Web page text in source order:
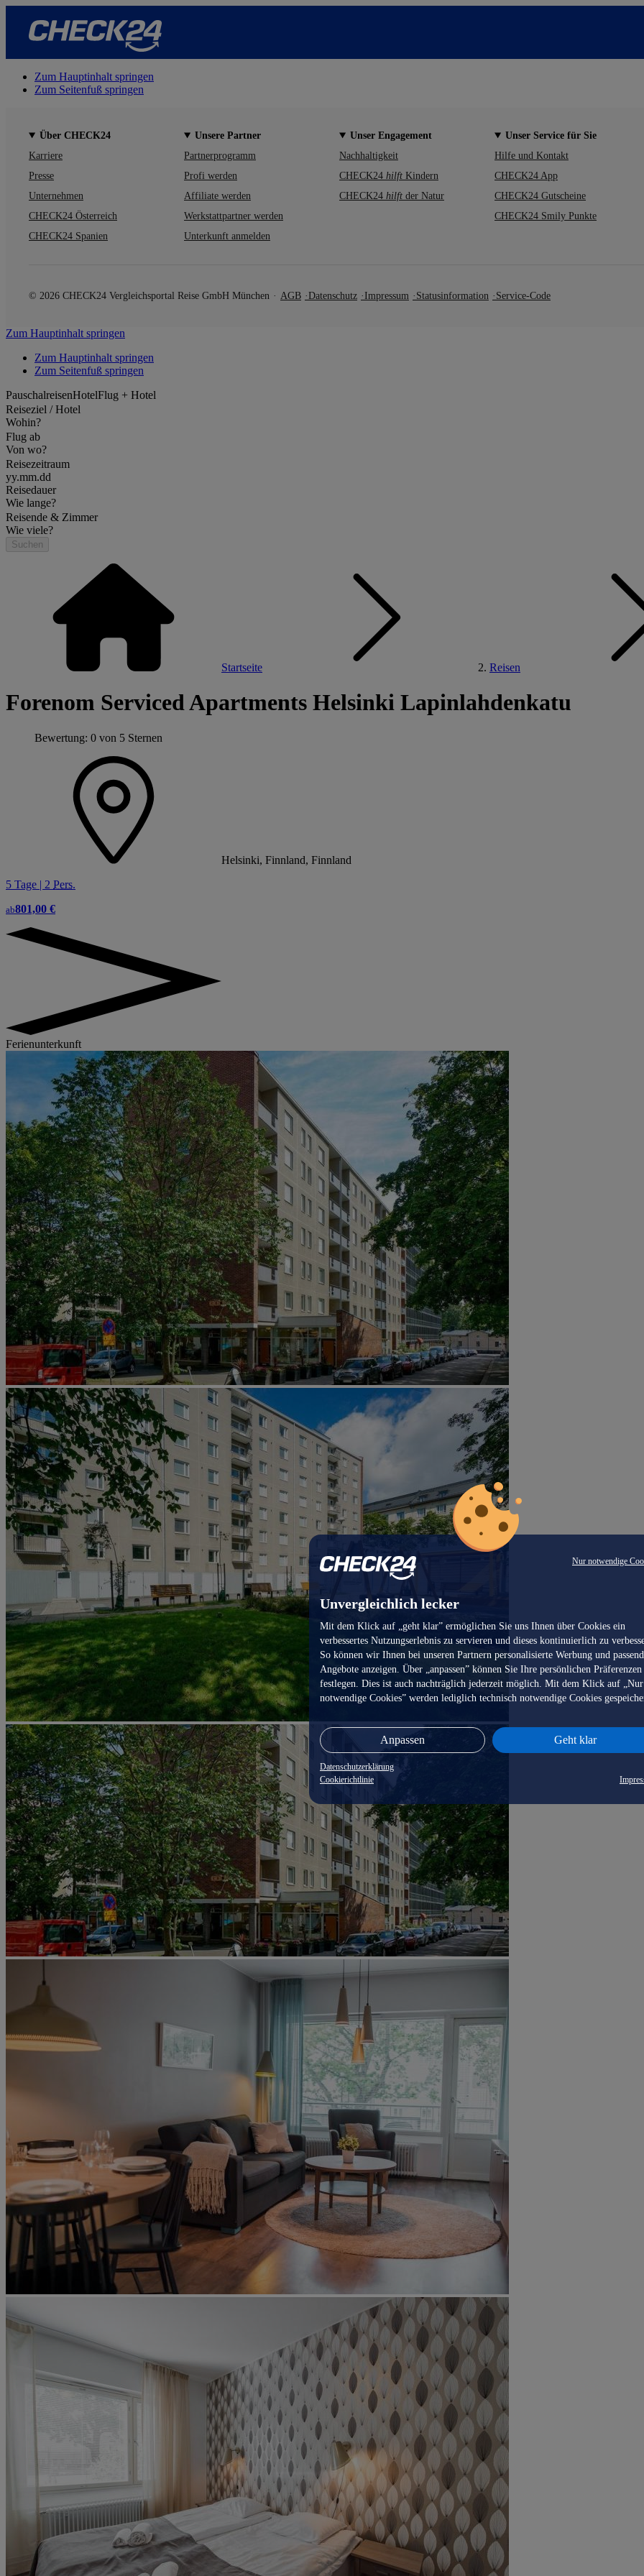
Nur notwendige
Unvergleichlich lecker
Mit dem Klick auf „geht klar” ermöglichen Sie uns Ihnen über Cookies ein
verbessertes Nutzungserlebnis zu servieren und dieses kontinuierlich zu
So können wir Ihnen bei unseren Partnern personalisierte Werbung und
Angebote anzeigen. Über „anpassen” können Sie Ihre persönlichen Präferenzen
festlegen. Dies ist auch nachträglich jederzeit möglich. Mit dem Klick auf „Nur
notwendige Cookies” werden lediglich technisch notwendige Cookies
Anpassen Geht klar
Datenschutzerklärung
Cookierichtlinie
Zum Hauptinhalt springen
Zum Seitenfuß springen
Über CHECK24
Karriere
Presse
Unternehmen
CHECK24 Österreich
CHECK24 Spanien
Unsere Partner
Partnerprogramm
Profi werden
Affiliate werden
Werkstattpartner werden
Unterkunft anmelden
Unser Engagement
Nachhaltigkeit
CHECK24 hilft Kindern
CHECK24 hilft der Natur
Unser Service für Sie
Hilfe und Kontakt
CHECK24 App
CHECK24 Gutscheine
CHECK24 Smily Punkte
© 2026 CHECK24 Vergleichsportal Reise GmbH München AGB Datenschutz Impressum Statusinformation Service-Code
Zum Hauptinhalt springen
Zum Hauptinhalt springen
Zum Seitenfuß springen
PauschalreisenHotelFlug + Hotel
Reiseziel / Hotel
Wohin?
Flug ab
Von wo?
Reisezeitraum
yy.mm.dd
Reisedauer
Wie lange?
Reisende & Zimmer
Wie viele?
Suchen
Startseite Reisen
Forenom Serviced Apartments Helsinki Lapinlahdenkatu
Bewertung: 0 von 5 Sternen
Helsinki, Finnland, Finnland
5 Tage | 2 Pers.
ab801,00 €
Ferienunterkunft